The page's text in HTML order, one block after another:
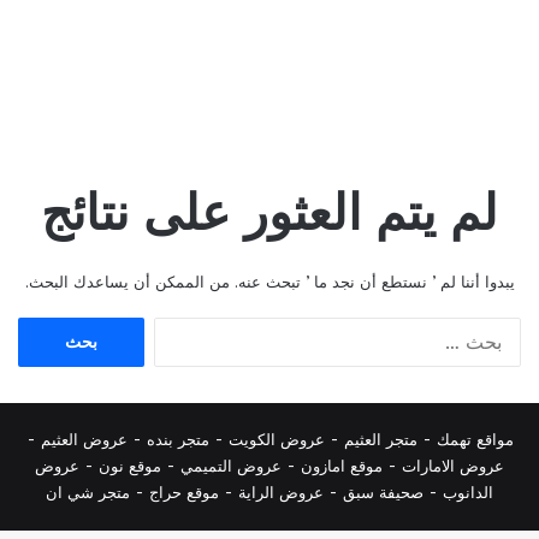
لم يتم العثور على نتائج
يبدوا أننا لم ’ نستطع أن نجد ما ’ تبحث عنه. من الممكن أن يساعدك البحث.
مواقع تهمك - متجر العثيم - عروض الكويت - متجر بنده - عروض العثيم -
عروض الامارات - موقع امازون - عروض التميمي - موقع نون - عروض
الدانوب - صحيفة سبق - عروض الراية - موقع حراج - متجر شي ان